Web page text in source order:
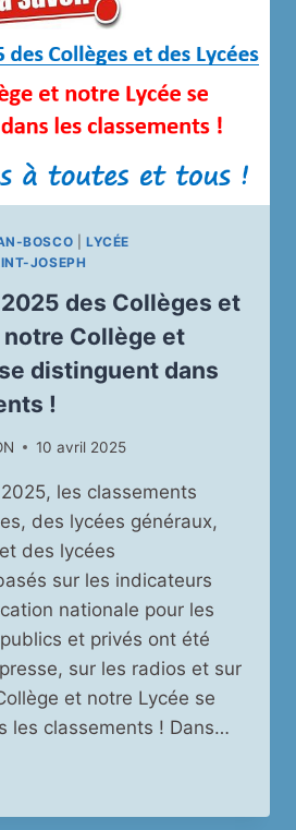
!
BOSCO |LYCÉE
JOSEPH
des Collèges et
notre Collège et
distinguent dans
!
10 avril 2025
les classements
des lycées généraux,
des lycées
sur les indicateurs
nationale pour les
et privés ont été
sur les radios et sur
et notre Lycée se
les classements ! Dans…